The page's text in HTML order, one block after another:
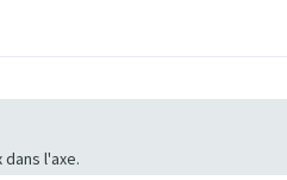
l'axe.